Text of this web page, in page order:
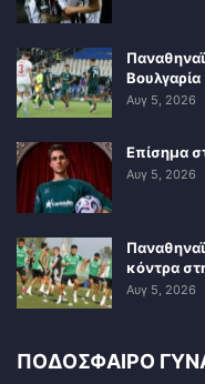
Βουλγαρία
Αυγ 5, 2026
Επίσημα
Αυγ 5, 2026
κόντρα
Αυγ 5, 2026
ΠΟΔΟΣΦΑΙΡΟ